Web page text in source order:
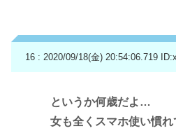
16 : 2020/09/18(金) 20:54:06.719
というか何歳だよ…
女も全くスマホ使い慣